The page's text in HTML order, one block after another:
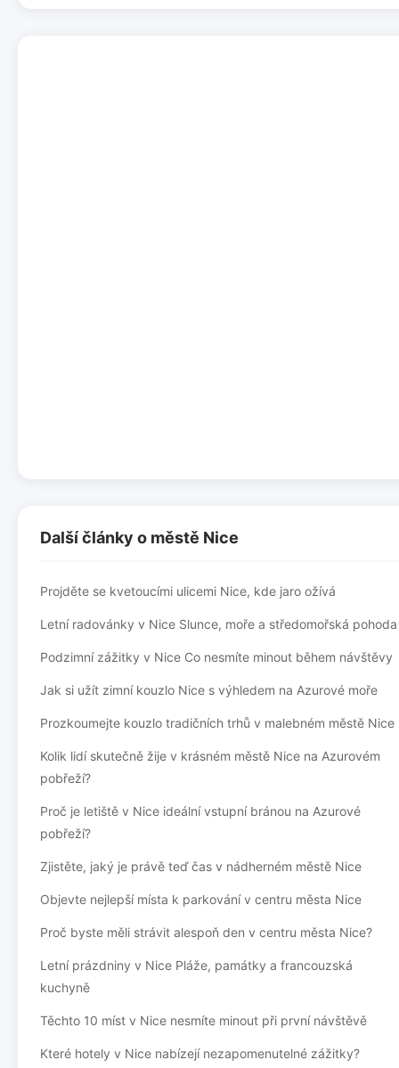
Další články o městě Nice
Projděte se kvetoucími ulicemi Nice, kde jaro ožívá
Letní radovánky v Nice Slunce, moře a středomořská pohoda
Podzimní zážitky v Nice Co nesmíte minout během návštěvy
Jak si užít zimní kouzlo Nice s výhledem na Azurové moře
Prozkoumejte kouzlo tradičních trhů v malebném městě Nice
Kolik lidí skutečně žije v krásném městě Nice na Azurovém
pobřeží?
Proč je letiště v Nice ideální vstupní bránou na Azurové
pobřeží?
Zjistěte, jaký je právě teď čas v nádherném městě Nice
Objevte nejlepší místa k parkování v centru města Nice
Proč byste měli strávit alespoň den v centru města Nice?
Letní prázdniny v Nice Pláže, památky a francouzská
kuchyně
Těchto 10 míst v Nice nesmíte minout při první návštěvě
Které hotely v Nice nabízejí nezapomenutelné zážitky?